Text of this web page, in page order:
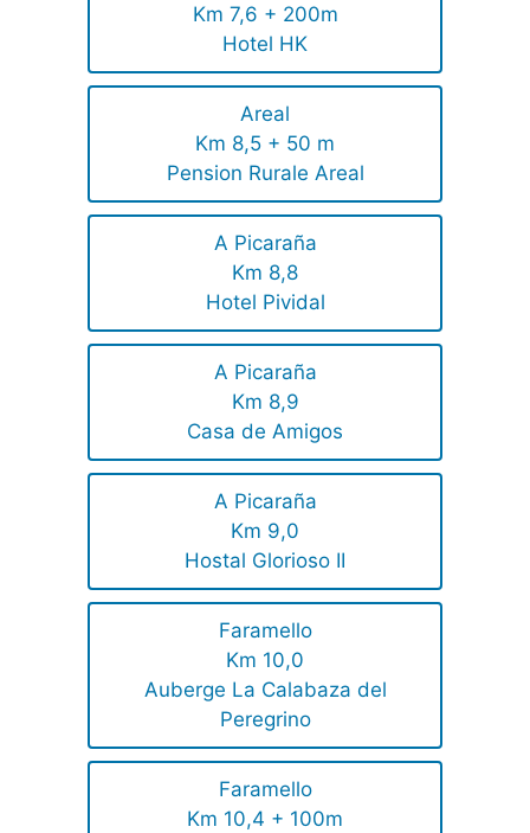
Km 7,6 + 200m
Hotel HK
Areal
Km 8,5 + 50 m
Pension Rurale Areal
A Picaraña
Km 8,8
Hotel Pividal
A Picaraña
Km 8,9
Casa de Amigos
A Picaraña
Km 9,0
Hostal Glorioso II
Faramello
Km 10,0
Auberge La Calabaza del
Peregrino
Faramello
Km 10,4 + 100m